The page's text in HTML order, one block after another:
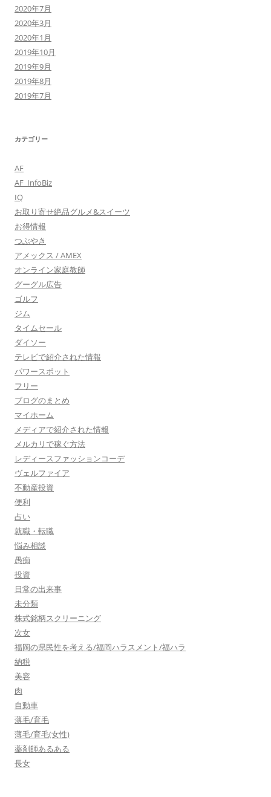
2020年7月
2020年3月
2020年1月
2019年10月
2019年9月
2019年8月
2019年7月
カテゴリー
AF
AF_InfoBiz
IQ
お取り寄せ絶品グルメ&スイーツ
お得情報
つぶやき
アメックス / AMEX
オンライン家庭教師
グーグル広告
ゴルフ
ジム
タイムセール
ダイソー
テレビで紹介された情報
パワースポット
フリー
ブログのまとめ
マイホーム
メディアで紹介された情報
メルカリで稼ぐ方法
レディースファッションコーデ
ヴェルファイア
不動産投資
便利
占い
就職・転職
悩み相談
愚痴
投資
日常の出来事
未分類
株式銘柄スクリーニング
次女
福岡の県民性を考える/福岡ハラスメント/福ハラ
納税
美容
肉
自動車
薄毛/育毛
薄毛/育毛(女性)
薬剤師あるある
長女